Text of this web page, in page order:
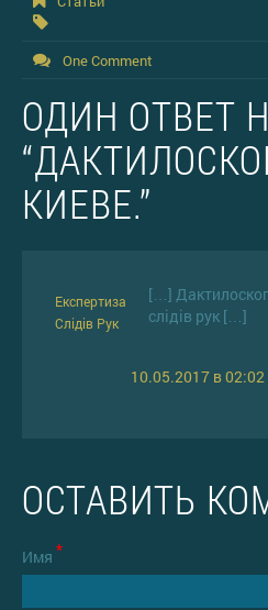
One Comment
ОДИН ОТВЕТ
КИЕВЕ.”
Експертиза
Слідів Рук
[…]
слідів рук […]
10.05.2017 в 02:02
ОСТАВИТЬ
Имя *